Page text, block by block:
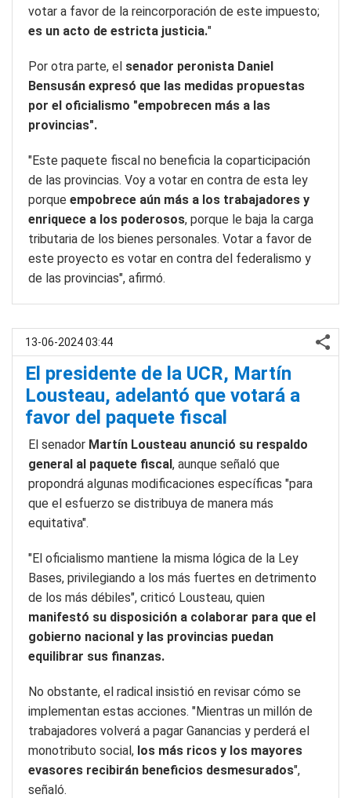
votar a favor de la reincorporación de este impuesto;
es un acto de estricta justicia."
Por otra parte, el senador peronista Daniel
Bensusán expresó que las medidas propuestas
por el oficialismo "empobrecen más a las
provincias".
"Este paquete fiscal no beneficia la coparticipación
de las provincias. Voy a votar en contra de esta ley
porque empobrece aún más a los trabajadores y
enriquece a los poderosos, porque le baja la carga
tributaria de los bienes personales. Votar a favor de
este proyecto es votar en contra del federalismo y
de las provincias", afirmó.
13-06-2024 03:44
El presidente de la UCR, Martín
Lousteau, adelantó que votará a
favor del paquete fiscal
El senador Martín Lousteau anunció su respaldo
general al paquete fiscal, aunque señaló que
propondrá algunas modificaciones específicas "para
que el esfuerzo se distribuya de manera más
equitativa".
"El oficialismo mantiene la misma lógica de la Ley
Bases, privilegiando a los más fuertes en detrimento
de los más débiles", criticó Lousteau, quien
manifestó su disposición a colaborar para que el
gobierno nacional y las provincias puedan
equilibrar sus finanzas.
No obstante, el radical insistió en revisar cómo se
implementan estas acciones. "Mientras un millón de
trabajadores volverá a pagar Ganancias y perderá el
monotributo social, los más ricos y los mayores
evasores recibirán beneficios desmesurados",
señaló.